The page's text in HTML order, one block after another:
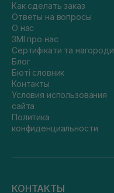
Как сделать заказ
Ответы на вопросы
О нас
ЗМІ про нас
Сертифікати та нагороди
Блог
Бюті словник
Контакты
Условия использования
сайта
Политика
конфиденциальности
КОНТАКТЫ